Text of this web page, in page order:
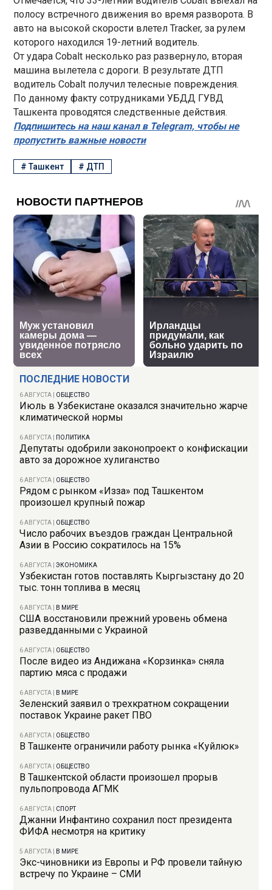
ПОСЛЕДНИЕ НОВОСТИ
6 АВГУСТА ОБЩЕСТВО
Июль в Узбекистане оказался значительно жарче
климатической нормы
6 АВГУСТА ПОЛИТИКА
Депутаты одобрили законопроект о конфискации
авто за дорожное хулиганство
6 АВГУСТА ОБЩЕСТВО
Рядом с рынком «Изза» под Ташкентом
произошел крупный пожар
6 АВГУСТА ОБЩЕСТВО
Число рабочих въездов граждан Центральной
Азии в Россию сократилось на 15%
6 АВГУСТА |ЭКОНОМИКА
Узбекистан готов поставлять Кыргызстану до 20
тыс. тонн топлива в месяц
6 АВГУСТА В МИРЕ
США восстановили прежний уровень обмена
разведданными с Украиной
6 АВГУСТА ОБЩЕСТВО
После видео из Андижана «Корзинка» сняла
партию мяса с продажи
6 АВГУСТА В МИРЕ
Зеленский заявил о трехкратном сокращении
поставок Украине ракет ПВО
6 АВГУСТА ОБЩЕСТВО
В Ташкенте ограничили работу рынка «Куйлюк»
6 АВГУСТА ОБЩЕСТВО
В Ташкентской области произошел прорыв
пульпопровода АГМК
6 АВГУСТА СПОРТ
Джанни Инфантино сохранил пост президента
ФИФА несмотря на критику
5 АВГУСТА В МИРЕ
Экс-чиновники из Европы и РФ провели тайную
встречу по Украине – СМИ
полосу встречного движения во время разворота. В
авто на высокой скорости влетел Tracker, за рулем
которого находился 19-летний водитель.
От удара Cobalt несколько раз развернуло, вторая
машина вылетела с дороги. В результате ДТП
водитель Cobalt получил телесные повреждения.
По данному факту сотрудниками УБДД ГУВД
Ташкента проводятся следственные действия.
Подпишитесь на наш канал в Telegram, чтобы не
пропустить важные новости
#Ташкент # ДТП